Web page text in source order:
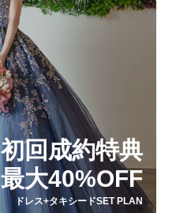
初回成約特典
最大40%OFF
ドレス+タキシードSET PLAN